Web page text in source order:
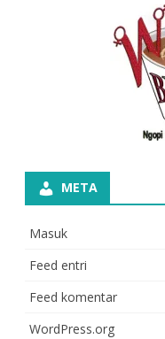
META
Masuk
Feed entri
Feed komentar
WordPress.org